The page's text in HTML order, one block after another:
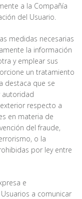
a la Compañía
del Usuario.
medidas necesarias
la información
y emplear sus
un tratamiento
destaca que se
autoridad
respecto a
en materia de
del fraude,
o la
por ley entre
e
a comunicar